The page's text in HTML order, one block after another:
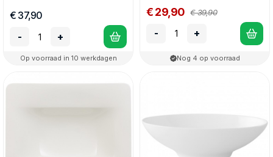
€ 37,90
-
+
Op voorraad in 10 werkdagen
€ 29,90 € 39,90
- +
Nog 4 op voorraad